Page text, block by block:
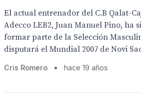
El actual entrenador del C.B Qalat-
Adecco LEB2, Juan Manuel Pino, ha
formar parte de la Selección
disputará el Mundial 2007 de Novi
Cris Romero • hace 19 años